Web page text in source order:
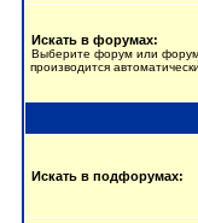
Искать в форумах:
Выберите форум или
производится
Искать в подфорумах: